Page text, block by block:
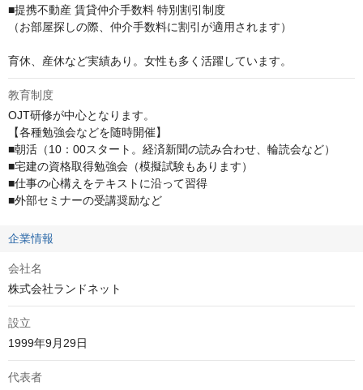
■提携不動産 賃貸仲介手数料 特別割引制度
（お部屋探しの際、仲介手数料に割引が適用されます）
育休、産休など実績あり。女性も多く活躍しています。
教育制度
OJT研修が中心となります。
【各種勉強会などを随時開催】
■朝活（10：00スタート。経済新聞の読み合わせ、輪読会など）
■宅建の資格取得勉強会（模擬試験もあります）
■仕事の心構えをテキストに沿って習得
■外部セミナーの受講奨励など
企業情報
会社名
株式会社ランドネット
設立
1999年9月29日
代表者